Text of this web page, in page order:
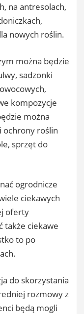
na antresolach,
nowych roślin.
można będzie
sadzonki
kompozycje
można
ochrony roślin
sprzęt do
ogrodnicze
ciekawych
oferty
także ciekawe
to po
do skorzystania
rozmowy z
będą mogli